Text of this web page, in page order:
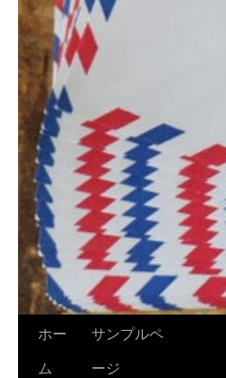
ホー
ム
サンプルペ
ージ